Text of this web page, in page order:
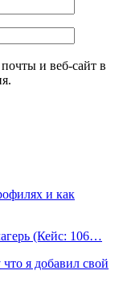
и веб-сайт в
и как
(Кейс: 106…
я добавил свой